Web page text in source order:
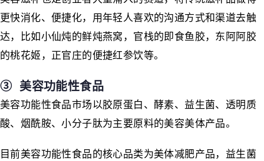
更快消化、便捷化，用年轻人喜欢的沟通方式和渠道去触
达，比如小仙炖的鲜炖燕窝，官栈的即食鱼胶，东阿阿胶
的桃花姬，正官庄的便捷红参饮等。
➂ 美容功能性食品
美容功能性食品市场以胶原蛋白、酵素、益生菌、透明质
酸、烟酰胺、小分子肽为主要原料的美容美体产品。
目前美容功能性食品的核心品类为美体减肥产品，益生菌